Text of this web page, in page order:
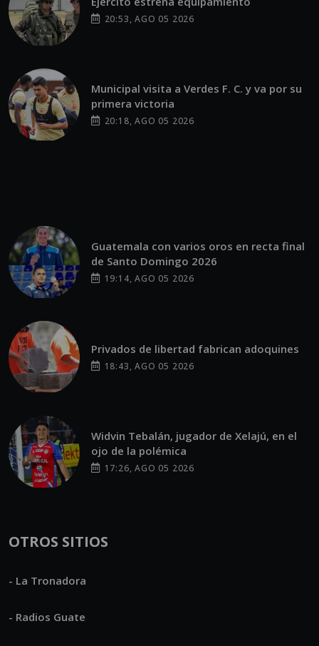
20:53, AGO 05 2026
Municipal visita a Verdes F. C. y va por su
primera victoria
20:18, AGO 05 2026
Guatemala con varios oros en recta final
de Santo Domingo 2026
19:14, AGO 05 2026
Privados de libertad fabrican adoquines
18:43, AGO 05 2026
Widvin Tebalán, jugador de Xelajú, en el
ojo de la polémica
17:26, AGO 05 2026
OTROS SITIOS
- La Tronadora
- Radios Guate